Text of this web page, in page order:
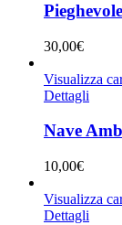
30,00€
Visualizza
Dettagli
Nave
10,00€
Visualizza
Dettagli